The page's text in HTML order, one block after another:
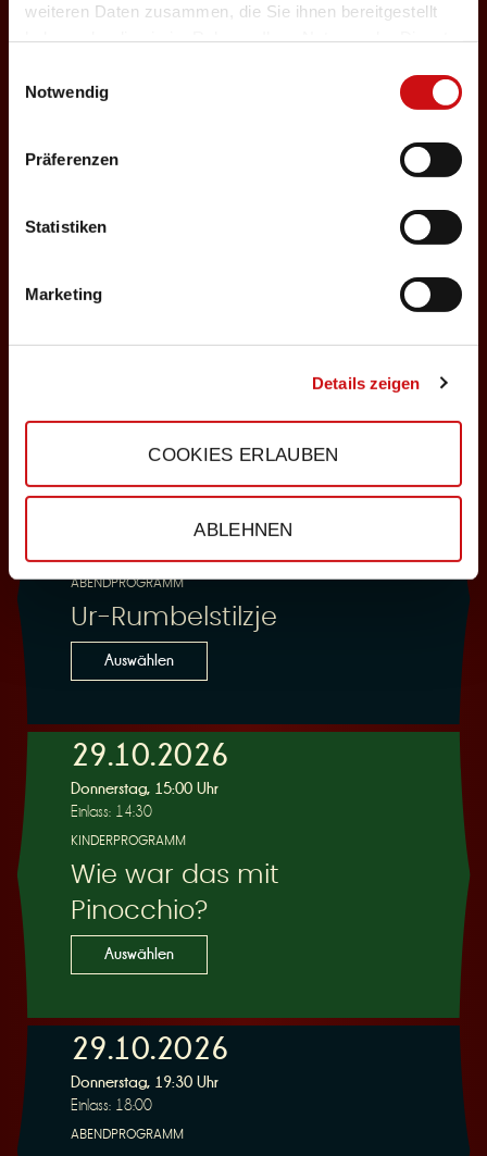
weiteren Daten zusammen, die Sie ihnen bereitgestellt
Notwendig
Präferenzen
Statistiken
Marketing
Details zeigen
COOKIES ERLAUBEN
ABLEHNEN
Donnerstag, 19:30 Uhr
Einlass: 18:00
Ur-Rumbelstilzje
25.10.2026
Einlass: 16:30
28.10.2026
Mittwoch, 19:30 Uhr
ABENDPROGRAMM
Ur-Rumbelstilzje
Auswählen
29.10.2026
Donnerstag, 15:00 Uhr
Einlass: 14:30
KINDERPROGRAMM
Wie war das mit
Pinocchio?
Auswählen
29.10.2026
Donnerstag, 19:30 Uhr
Einlass: 18:00
ABENDPROGRAMM